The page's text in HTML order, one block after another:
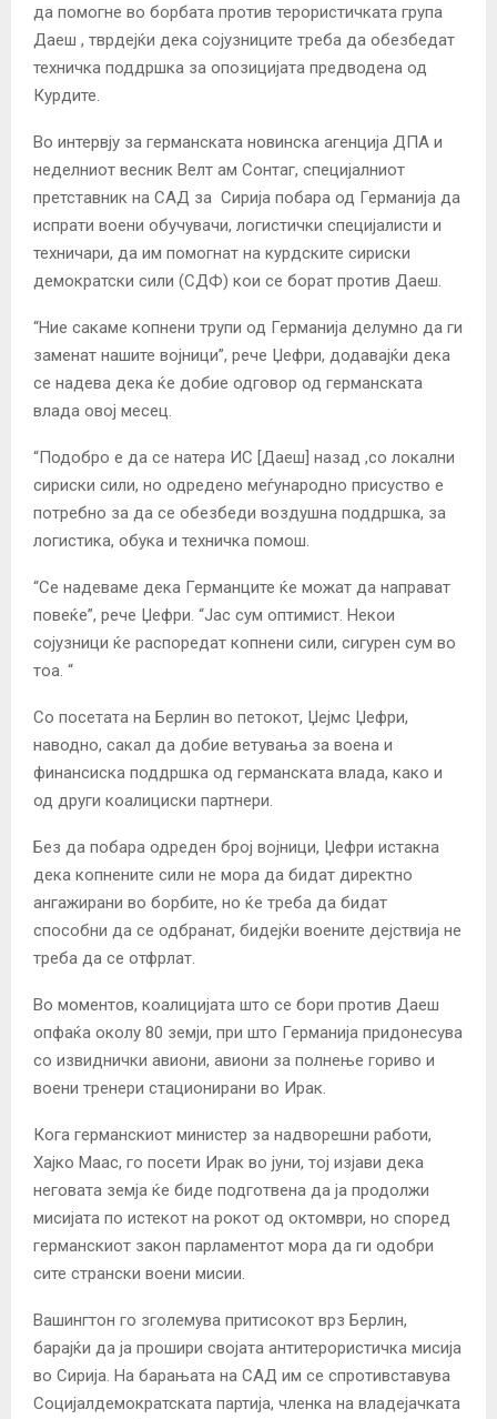
да помогне во борбата против терористичката група
Даеш , тврдејќи дека сојузниците треба да обезбедат
техничка поддршка за опозицијата предводена од
Курдите.
Во интервју за германската новинска агенција ДПА и
неделниот весник Велт ам Сонтаг, специјалниот
претставник на САД за Сирија побара од Германија да
испрати воени обучувачи, логистички специјалисти и
техничари, да им помогнат на курдските сириски
демократски сили (СДФ) кои се борат против Даеш.
“Ние сакаме копнени трупи од Германија делумно да ги
заменат нашите војници”, рече Џефри, додавајќи дека
се надева дека ќе добие одговор од германската
влада овој месец.
“Подобро е да се натера ИС [Даеш] назад ,со локални
сириски сили, но одредено меѓународно присуство е
потребно за да се обезбеди воздушна поддршка, за
логистика, обука и техничка помош.
“Се надеваме дека Германците ќе можат да направат
повеќе”, рече Џефри. “Јас сум оптимист. Некои
сојузници ќе распоредат копнени сили, сигурен сум во
тоа. “
Со посетата на Берлин во петокот, Џејмс Џефри,
наводно, сакал да добие ветувања за воена и
финансиска поддршка од германската влада, како и
од други коалициски партнери.
Без да побара одреден број војници, Џефри истакна
дека копнените сили не мора да бидат директно
ангажирани во борбите, но ќе треба да бидат
способни да се одбранат, бидејќи воените дејствија не
треба да се отфрлат.
Во моментов, коалицијата што се бори против Даеш
опфаќа околу 80 земји, при што Германија придонесува
со извиднички авиони, авиони за полнење гориво и
воени тренери стационирани во Ирак.
Кога германскиот министер за надворешни работи,
Хајко Маас, го посети Ирак во јуни, тој изјави дека
неговата земја ќе биде подготвена да ја продолжи
мисијата по истекот на рокот од октомври, но според
германскиот закон парламентот мора да ги одобри
сите странски воени мисии.
Вашингтон го зголемува притисокот врз Берлин,
барајќи да ја прошири својата антитерористичка мисија
во Сирија. На барањата на САД им се спротивставува
Социјалдемократската партија, членка на владејачката